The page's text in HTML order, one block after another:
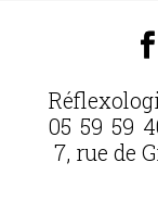
05 59 59
7, rue de